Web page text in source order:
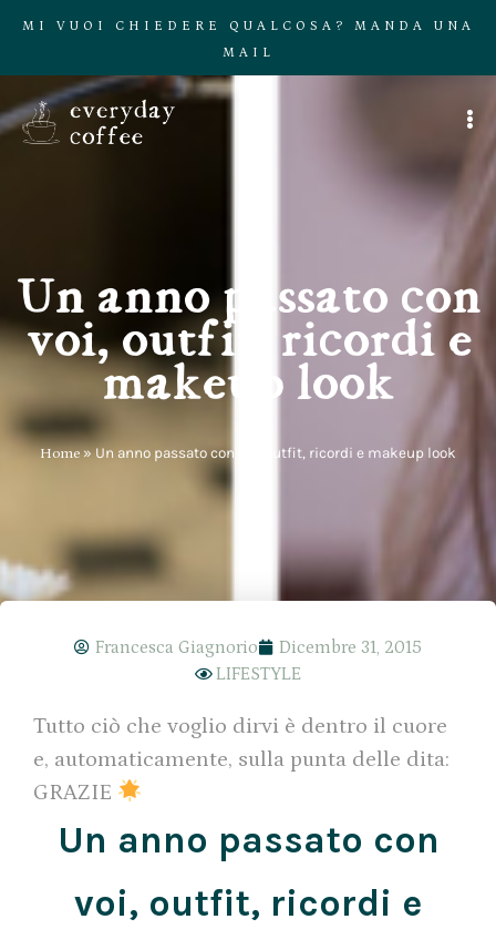
MI VUOI CHIEDERE QUALCOSA? MANDA UNA
MAIL
Un anno passato con
voi, outfit, ricordi e
makeup look
Home»Un anno passato con voi, outfit, ricordi e makeup look
Francesca Giagnorio
Dicembre 31, 2015
LIFESTYLE
Tutto ciò che voglio dirvi è dentro il cuore
e, automaticamente, sulla punta delle dita:
GRAZIE
Un anno passato con
voi, outfit, ricordi e